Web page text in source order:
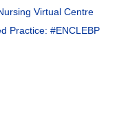
Virtual Centre
Practice: #ENCLEBP